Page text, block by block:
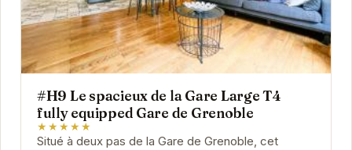
#H9 Le spacieux de la Gare Large T4
fully equipped Gare de Grenoble
★★★★★
Situé à deux pas de la Gare de Grenoble, cet